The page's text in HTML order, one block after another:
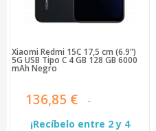
Xiaomi Redmi 15C 17,5 cm (6.9")
5G USB Tipo C 4 GB 128 GB 6000
mAh Negro
136,85 €
¡Recíbelo entre 2 y 4